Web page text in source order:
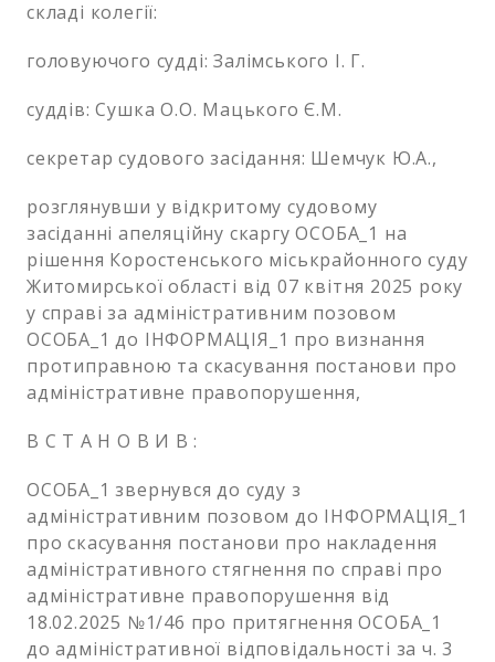
складі колегії:
головуючого судді: Залімського І. Г.
суддів: Сушка О.О. Мацького Є.М.
секретар судового засідання: Шемчук Ю.А.,
розглянувши у відкритому судовому
засіданні апеляційну скаргу ОСОБА_1 на
рішення Коростенського міськрайонного суду
Житомирської області від 07 квітня 2025 року
у справі за адміністративним позовом
ОСОБА_1 до ІНФОРМАЦІЯ_1 про визнання
протиправною та скасування постанови про
адміністративне правопорушення,
В С Т А Н О В И В :
ОСОБА_1 звернувся до суду з
адміністративним позовом до ІНФОРМАЦІЯ_1
про скасування постанови про накладення
адміністративного стягнення по справі про
адміністративне правопорушення від
18.02.2025 №1/46 про притягнення ОСОБА_1
до адміністративної відповідальності за ч. 3